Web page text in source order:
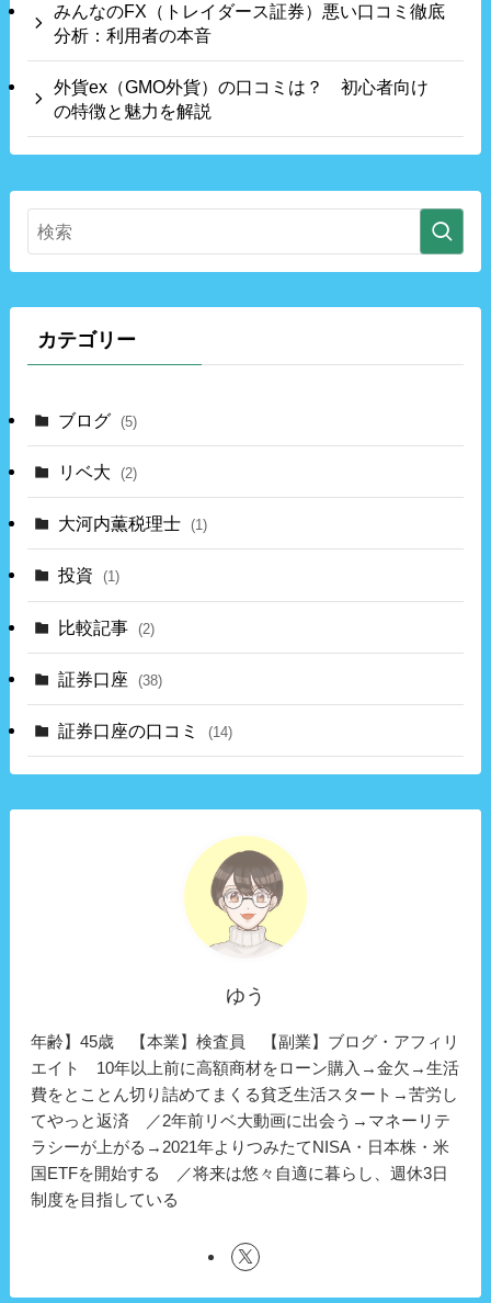
みんなのFX（トレイダース証券）悪い口コミ徹底
分析：利用者の本音
外貨ex（GMO外貨）の口コミは？ 初心者向け
の特徴と魅力を解説
カテゴリー
ブログ (5)
リベ大 (2)
大河内薫税理士 (1)
投資 (1)
比較記事 (2)
証券口座 (38)
証券口座の口コミ (14)
ゆう
年齢】45歳 【本業】検査員 【副業】ブログ・アフィリ
エイト 10年以上前に高額商材をローン購入→金欠→生活
費をとことん切り詰めてまくる貧乏生活スタート→苦労し
てやっと返済 ／2年前リベ大動画に出会う→マネーリテ
ラシーが上がる→2021年よりつみたてNISA・日本株・米
国ETFを開始する ／将来は悠々自適に暮らし、週休3日
制度を目指している